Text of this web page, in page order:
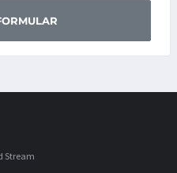
Stream